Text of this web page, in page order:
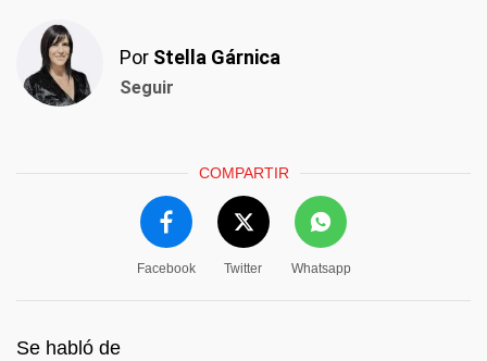
Por Stella Gárnica
Seguir
COMPARTIR
Facebook Twitter Whatsapp
Se habló de